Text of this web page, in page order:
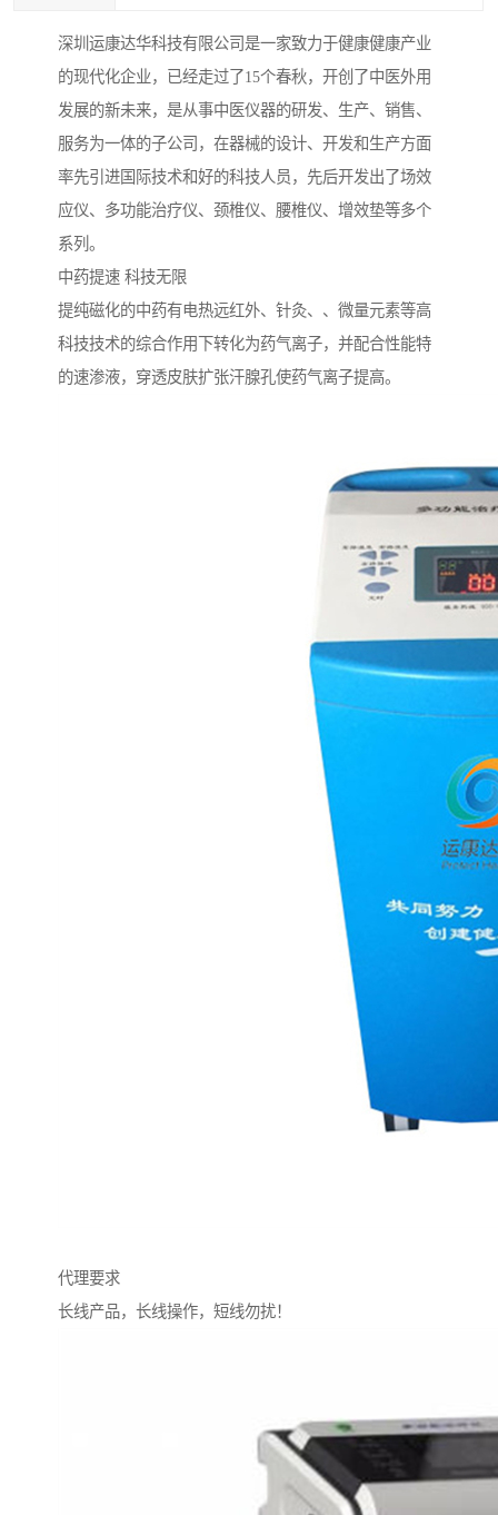
深圳运康达华科技有限公司是一家致力于健康健康产业
的现代化企业，已经走过了15个春秋，开创了中医外用
发展的新未来，是从事中医仪器的研发、生产、销售、
服务为一体的子公司，在器械的设计、开发和生产方面
率先引进国际技术和好的科技人员，先后开发出了场效
应仪、多功能治疗仪、颈椎仪、腰椎仪、增效垫等多个
系列。
中药提速 科技无限
提纯磁化的中药有电热远红外、针灸、、微量元素等高
科技技术的综合作用下转化为药气离子，并配合性能特
的速渗液，穿透皮肤扩张汗腺孔使药气离子提高。
代理要求
长线产品，长线操作，短线勿扰！